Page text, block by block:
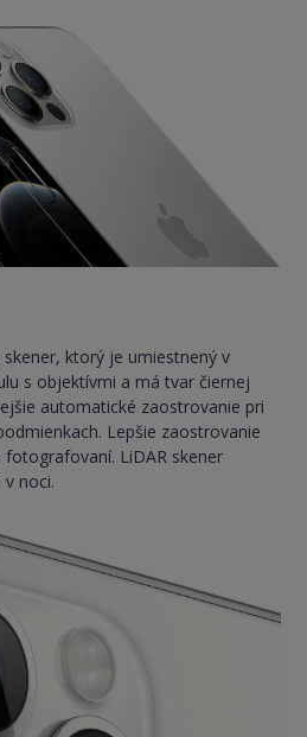
ktorý je umiestnený v
s objektívmi a má tvar čiernej
automatické zaostrovanie pri
Lepšie zaostrovanie
LiDAR skener
noci.